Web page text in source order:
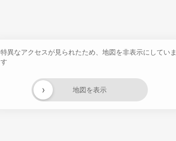
特異なアクセスが見られたため、地図を非表示にしていま
す
地図を表示
›